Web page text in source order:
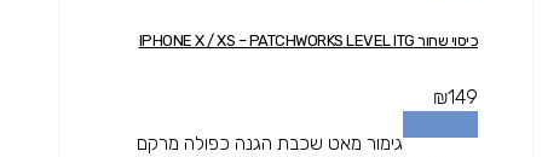
כיסוי שחור IPHONE X / XS – PATCHWORKS LEVEL ITG
₪149
גימור מאט שכבת הגנה כפולה מרקם